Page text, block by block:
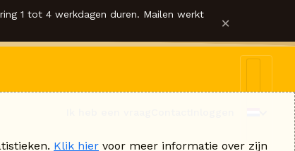
1 tot 4 werkdagen duren. Mailen werkt ×
Klik hier voor meer informatie over zijn